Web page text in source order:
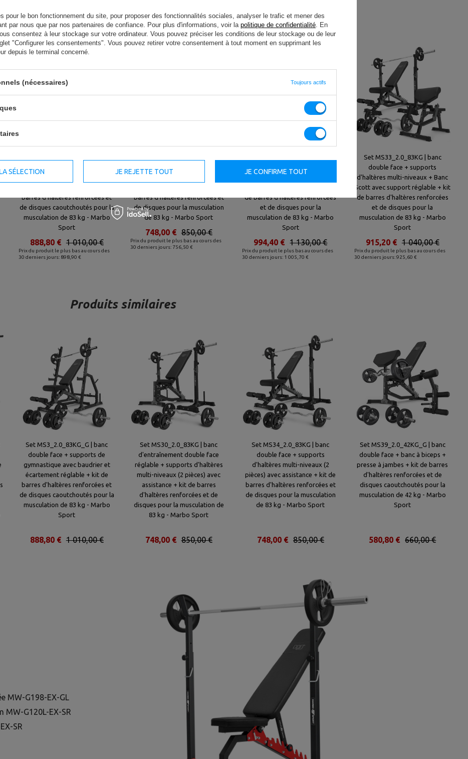
barres d'haltères renforcées et
de disques caoutchoutés pour la
musculation de 83 kg - Marbo
Sport
Prix du produit le plus bas au cours des
30 derniers jours: 898,90 €
1 010,00 €
888,80 €
barres d'haltères renforcées et
de disques pour la musculation
de 83 kg - Marbo Sport
Prix du produit le plus bas au cours des
30 derniers jours: 756,50 €
850,00 €
748,00 €
de barres d'haltères renforcées
et de disques pour la
musculation de 83 kg - Marbo
Sport
Prix du produit le plus bas au cours des
30 derniers jours: 1 005,70 €
1 130,00 €
994,40 €
Set MS33_2.0_83KG | banc
double face + supports
d'haltères multi-niveaux + Banc
Scott avec support réglable + kit
de barres d'haltères renforcées
et de disques pour la
musculation de 83 kg - Marbo
Sport
Prix du produit le plus bas au cours des
30 derniers jours: 925,60 €
1 040,00 €
915,20 €
Produits similaires
Set MS3_2.0_83KG_G | banc
double face + supports de
gymnastique avec baudrier et
écartement réglable + kit de
barres d'haltères renforcées et
de disques caoutchoutés pour la
musculation de 83 kg - Marbo
Sport
1 010,00 €
888,80 €
Set MS30_2.0_83KG | banc
d'entraînement double face
réglable + supports d'haltères
multi-niveaux (2 pièces) avec
assistance + kit de barres
d'haltères renforcées et de
disques pour la musculation de
83 kg - Marbo Sport
850,00 €
748,00 €
Set MS34_2.0_83KG | banc
double face + supports
d'haltères multi-niveaux (2
pièces) avec assistance + kit de
barres d'haltères renforcées et
de disques pour la musculation
de 83 kg - Marbo Sport
850,00 €
748,00 €
Set MS39_2.0_42KG_G | banc
double face + banc à biceps +
presse à jambes + kit de barres
d'haltères renforcées et de
disques caoutchoutés pour la
musculation de 42 kg - Marbo
Sport
660,00 €
580,80 €
MW-G198-EX-GL
MW-G120L-EX-SR
SR
pour le bon fonctionnement du site, pour proposer des fonctionnalités sociales, analyser le trafic et mener des
par nous que par nos partenaires de confiance. Pour plus d'informations, voir la politique de confidentialité. En
consentez à leur stockage sur votre ordinateur. Vous pouvez préciser les conditions de leur stockage ou de leur
"Configurer les consentements". Vous pouvez retirer votre consentement à tout moment en supprimant les
depuis le terminal concerné.
(nécessaires) Toujours actifs
SÉLECTION JE REJETTE TOUT JE CONFIRME TOUT